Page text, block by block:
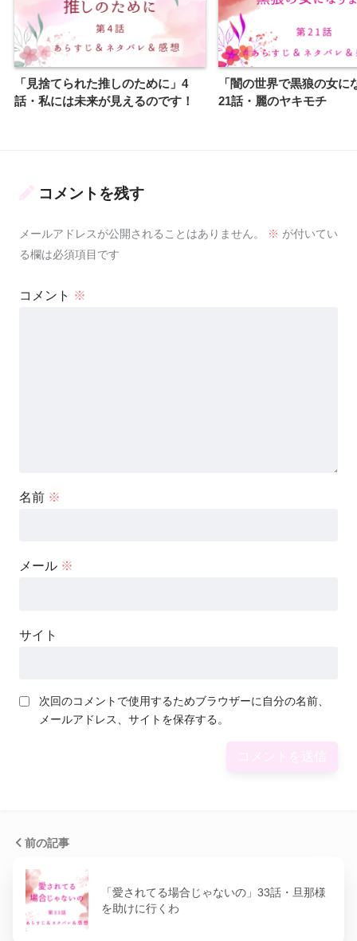
「見捨てられた推しのために」4
話・私には未来が見えるのです！
「闇の世界で黒狼の女に
21話・麗のヤキモチ
コメントを残す
メールアドレスが公開されることはありません。 ※ が付いてい
る欄は必須項目です
コメント ※
名前 ※
メール ※
サイト
次回のコメントで使用するためブラウザーに自分の名前、
メールアドレス、サイトを保存する。
前の記事
「愛されてる場合じゃないの」33話・旦那様
を助けに行くわ